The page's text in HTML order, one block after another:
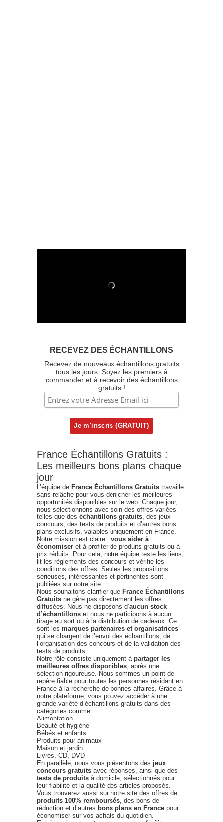
RECEVEZ DES ÉCHANTILLONS
Recevez de nouveaux échantillons gratuits
tous les jours. Soyez les premiers à
commander et à recevoir des échantillons
gratuits !
France Échantillons Gratuits :
Les meilleurs bons plans chaque
jour
L’équipe de France Échantillons Gratuits travaille
sans relâche pour vous dénicher les meilleures
opportunités disponibles sur le web. Chaque jour,
nous sélectionnons avec soin des offres variées
telles que des échantillons gratuits , des jeux
concours, des tests de produits et d’autres bons
plans exclusifs, valables uniquement en France.
Notre mission est claire : vous aider à
économiser et à profiter de produits gratuits ou à
prix réduits. Pour cela, notre équipe teste les liens,
lit les règlements des concours et vérifie les
conditions des offres. Seules les propositions
sérieuses, intéressantes et pertinentes sont
publiées sur notre site.
Nous souhaitons clarifier que France Échantillons
Gratuits ne gère pas directement les offres
diffusées. Nous ne disposons d’aucun stock
d’échantillons et nous ne participons à aucun
tirage au sort ou à la distribution de cadeaux. Ce
sont les marques partenaires et organisatrices
qui se chargent de l’envoi des échantillons, de
l’organisation des concours et de la validation des
tests de produits.
Notre rôle consiste uniquement à partager les
meilleures offres disponibles , après une
sélection rigoureuse. Nous sommes un point de
repère fiable pour toutes les personnes résidant en
France à la recherche de bonnes affaires. Grâce à
notre plateforme, vous pouvez accéder à une
grande variété d’échantillons gratuits dans des
catégories comme :
Alimentation
Beauté et hygiène
Bébés et enfants
Produits pour animaux
Maison et jardin
Livres, CD, DVD
En parallèle, nous vous présentons des jeux
concours gratuits avec réponses, ainsi que des
tests de produits à domicile, sélectionnés pour
leur fiabilité et la qualité des articles proposés.
Vous trouverez aussi sur notre site des offres de
produits 100% remboursés , des bons de
réduction et d’autres bons plans en France pour
économiser sur vos achats du quotidien.